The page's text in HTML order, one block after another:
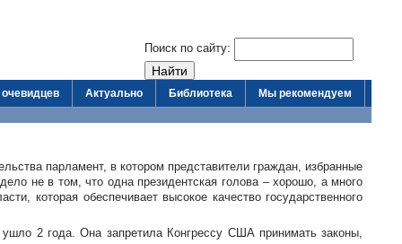
Поиск по сайту:
Актуально Библиотека Мы рекомендуем
парламент, в котором представители граждан, избранные
не в том, что одна президентская голова – хорошо, а много
которая обеспечивает высокое качество государственного
2 года. Она запретила Конгрессу США принимать законы,